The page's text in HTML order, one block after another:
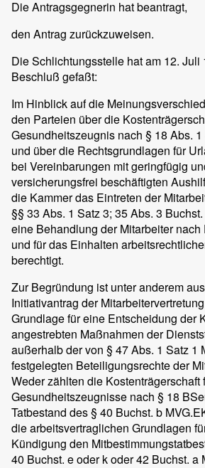
Die Antragsgegnerin hat beantragt,
den Antrag zurückzuweisen.
Die Schlichtungsstelle hat am 12. Juli
Beschluß gefaßt:
Im Hinblick auf die
den Parteien über die
Gesundheitszeugnis nach § 18 Abs.
und über die Rechtsgrundlagen für
bei Vereinbarungen mit geringfügig
versicherungsfrei beschäftigten
die Kammer das Eintreten der
§§ 33 Abs. 1 Satz 3; 35 Abs. 3
eine Behandlung der Mitarbeiter
und für das Einhalten
berechtigt.
Zur Begründung ist unter anderem
Initiativantrag der
Grundlage für eine Entscheidung der
angestrebten Maßnahmen der
außerhalb der von § 47 Abs. 1 Satz 1
festgelegten Beteiligungsrechte der
Weder zählten die Kostenträgerschaft
Gesundheitszeugnisse nach § 18
Tatbestand des § 40 Buchst. b
die arbeitsvertraglichen Grundlagen
Kündigung den
40 Buchst. e oder k oder 42 Buchst. a